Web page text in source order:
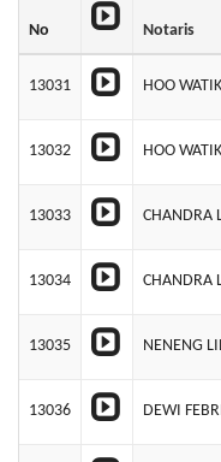
No Notaris
13031 HOO
13032 HOO
13033 CHANDRA
13034 CHANDRA
13035 NENENG
13036 DEWI